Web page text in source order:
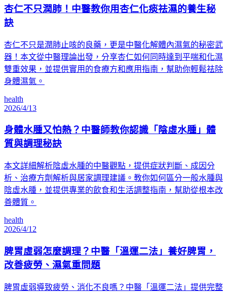
杏仁不只潤肺！中醫教你用杏仁化痰祛濕的養生秘
訣
杏仁不只是潤肺止咳的良藥，更是中醫化解體內濕氣的秘密武
器！本文從中醫理論出發，分享杏仁如何同時達到平喘和化濕
雙重效果，並提供實用的食療方和應用指南，幫助你輕鬆祛除
身體濕氣。
health
2026/4/13
身體水腫又怕熱？中醫師教你認識「陰虛水腫」體
質與調理秘訣
本文詳細解析陰虛水腫的中醫觀點，提供症狀判斷、成因分
析、治療方劑解析與居家調理建議。教你如何區分一般水腫與
陰虛水腫，並提供專業的飲食和生活調整指南，幫助從根本改
善體質。
health
2026/4/12
脾胃虛弱怎麼調理？中醫「溫運二法」養好脾胃，
改善疲勞、濕氣重問題
脾胃虛弱導致疲勞、消化不良嗎？中醫「溫運二法」提供完整